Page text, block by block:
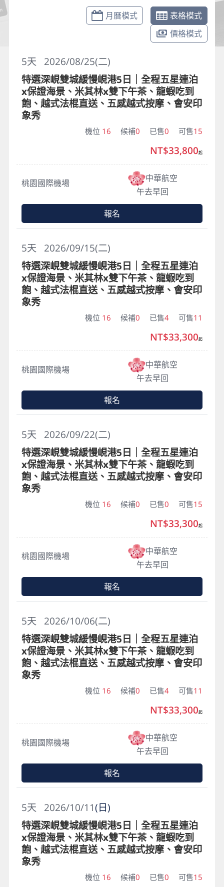
月曆模式
表格模式
價格模式
2026/08/25(二)
5天
特選深峴雙城緩慢峴港5日｜全程五星連泊
x保證海景、米其林x雙下午茶、龍蝦吃到
飽、越式法棍直送、五感越式按摩、會安印
象秀
機位 16 候補0 已售0 可售15
桃園國際機場
中華航空
午去早回
NT$33,800起
報名
2026/09/15(二)
5天
特選深峴雙城緩慢峴港5日｜全程五星連泊
x保證海景、米其林x雙下午茶、龍蝦吃到
飽、越式法棍直送、五感越式按摩、會安印
象秀
機位 16 候補0 已售4 可售11
桃園國際機場
中華航空
午去早回
NT$33,300起
報名
2026/09/22(二)
5天
特選深峴雙城緩慢峴港5日｜全程五星連泊
x保證海景、米其林x雙下午茶、龍蝦吃到
飽、越式法棍直送、五感越式按摩、會安印
象秀
機位 16 候補0 已售0 可售15
桃園國際機場
中華航空
午去早回
NT$33,300起
報名
2026/10/06(二)
5天
特選深峴雙城緩慢峴港5日｜全程五星連泊
x保證海景、米其林x雙下午茶、龍蝦吃到
飽、越式法棍直送、五感越式按摩、會安印
象秀
機位 16 候補0 已售4 可售11
桃園國際機場
中華航空
午去早回
NT$33,300起
報名
2026/10/11(日)
5天
特選深峴雙城緩慢峴港5日｜全程五星連泊
x保證海景、米其林x雙下午茶、龍蝦吃到
飽、越式法棍直送、五感越式按摩、會安印
象秀
機位 16 候補0 已售0 可售15